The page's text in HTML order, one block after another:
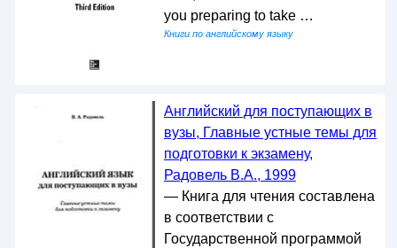
you preparing to take …
Книги по английскому языку
Английский для поступающих в
вузы, Главные устные темы для
подготовки к экзамену,
Радовель В.А., 1999
— Книга для чтения составлена
в соответствии с
Государственной программой